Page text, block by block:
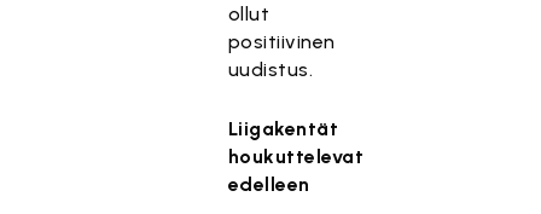
ollut
positiivinen
uudistus.
Liigakentät
houkuttelevat
edelleen